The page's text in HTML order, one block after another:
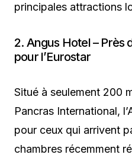
principales attractions
2. Angus Hotel – Près
pour l’Eurostar
Situé à seulement 200
Pancras International,
pour ceux qui arrivent
chambres récemment